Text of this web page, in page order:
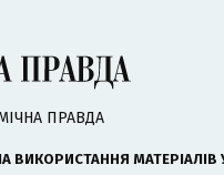
ПРАВДА
ВИКОРИСТАННЯ МАТЕРІАЛІВ